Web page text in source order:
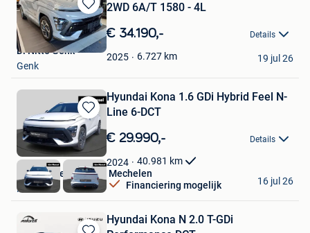
Bewaren
in
Mijn
Favorieten
2WD 6A/T 1580 - 4L
€ 34.190,- Details
2025 6.727 km
Di Nitto Genk
Genk
19 jul 26
Bewaren
in
Mijn
Favorieten
Hyundai Kona 1.6 GDi Hybrid Feel N-
Line 6-DCT
€ 29.990,- Details
2024 40.981 km
Financiering mogelijk
Van Mossel Hyundai Mechelen
Mechelen
16 jul 26
Hyundai Kona N 2.0 T-GDi